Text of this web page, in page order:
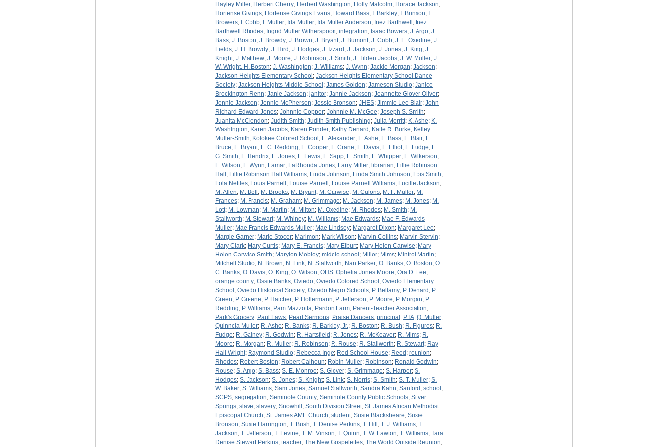
Hayley Miller; Herbert Cherry; Herbert Washington; Holly Malcolm; Horace Jackson;
Hortense Givings; Hortense Givings Evans; Howard Bass; I. Barkley; I. Brinson; I.
Browers; I. Cobb; I. Muller; Ida Muller; Ida Muller Anderson; Inez Barthwell ; Inez
Barthwell Rhodes; Ingrid Muller Witherspoon; integration; Isaac Bowers; J. Argo; J.
Bass; J. Boston; J. Browdy; J. Brown; J. Bryant; J. Bumont; J. Cobb; J. E. Oxedine; J.
Fields; J. H. Browdy; J. Hird ; J. Hodges; J. Izzard ; J. Jackson; J. Jones; J. King; J.
Knight; J. Matthew; J. Moore; J. Robinson; J. Smith; J. Tilden Jacobs; J. W. Muller; J.
W. Wright. H. Boston; J. Washington; J. Williams; J. Wynn; Jackie Morgan; Jackson;
Jackson Heights Elementary School ; Jackson Heights Elementary School Dance
Society; Jackson Heights Middle School ; James Golden; Jameson Studio; Janice
Brockington-Renn; Janie Jackson; janitor; Jannie Jackson; Jeannette Glover Oliver;
Jennie Jackson; Jennie McPherson; Jessie Bronson; JHES; Jimmie Lee Blair; John
Richard Edward Jones; Johnnie Copper; Johnnie M. McGee; Joseph S. Smith;
Juanita McClendon; Judith Smith; Judith Smith Publishing; Julia Merritt; K. Ashe; K.
Washington; Karen Jacobs; Karen Ponder; Kathy Denard ; Katie R. Burke; Kelley
Muller-Smith; Kolokee Colored School ; L. Alexander; L. Ashe; L. Bass; L. Blair; L.
Bruce; L. Bryant; L. C. Redding; L. Cooper; L. Crane; L. Davis; L. Elliot; L. Fudge; L.
G. Smith; L. Hendrix; L. Jones; L. Lewis; L. Sapp; L. Smith; L. Whipper; L. Wilkerson;
L. Wilson; L. Wynn; Lamar; LaRhonda Jones; Larry Miller; librarian; Lillie Robinson
Hall ; Lillie Robinson Hall Williams; Linda Johnson; Linda Smith Johnson; Lois Smith;
Lola Nettles; Louis Parnell ; Louise Parnell ; Louise Parnell Williams; Lucille Jackson;
M. Allen; M. Bell ; M. Brooks; M. Bryant; M. Carwise; M. Culons; M. F. Muller; M.
Frances; M. Francis; M. Graham; M. Grimmage; M. Jackson; M. James; M. Jones; M.
Lott; M. Lowman; M. Martin; M. Milton; M. Oxedine; M. Rhodes; M. Smith; M.
Stallworth; M. Stewart; M. Whiney; M. Williams; Mae Edwards; Mae F. Edwards
Muller; Mae Francis Edwards Muller; Mae Lindsey; Margaret Dixon; Margaret Lee;
Margie Garner; Marie Stocer; Marimon; Mark Wilson; Marvin Collins; Marvin Stervin;
Mary Clark; Mary Curtis; Mary E. Francis; Mary Elburt; Mary Helen Carwise; Mary
Helen Carwise Smith; Marylen Mobley; middle school ; Miller; Mims; Mintrel Martin;
Mitchell Studio; N. Brown; N. Link; N. Stallworth; Nan Parker; O. Banks; O. Boston; O.
C. Banks; O. Davis; O. King; O. Wilson; OHS; Ophelia Jones Moore; Ora D. Lee;
orange county; Ossie Banks; Oviedo; Oviedo Colored School ; Oviedo Elementary
School ; Oviedo Historical Society; Oviedo Negro Schools; P. Bellamy; P. Denard ; P.
Green; P. Greene; P. Hatcher; P. Hollermann; P. Jefferson; P. Moore; P. Morgan; P.
Redding; P. Williams; Pam Mazzotta; Pardon Farm; Parent-Teacher Association;
Park's Grocery; Paul Laws; Pearl Sermons; Praise Dancers; principal ; PTA; Q. Muller;
Quinncia Muller; R. Ashe; R. Banks; R. Barkley, Jr.; R. Boston; R. Bush; R. Figures; R.
Fudge; R. Gainey; R. Godwin; R. Hartsfield ; R. Jones; R. McKeaver; R. Mims; R.
Moore; R. Morgan; R. Muller; R. Robinson; R. Rouse; R. Stallworth; R. Stewart; Ray
Hall Wright; Raymond Studio; Rebecca Inge; Red School House; Reed ; reunion;
Rhodes; Robert Boston; Robert Calhoun; Robin Muller; Robinson; Ronald Godwin;
Rouse; S. Argo; S. Bass; S. E. Monroe; S. Glover; S. Grimmage; S. Harper; S.
Hodges; S. Jackson; S. Jones; S. Knight; S. Link; S. Norris; S. Smith; S. T. Muller; S.
W. Baker; S. Williams; Sam Jones; Samuel Stallworth; Sandra Kahn; Sanford ; school ;
SCPS; segregation; Seminole County; Seminole County Public Schools; Silver
Springs; slave; slavery; Snowhill ; South Division Street; St. James African Methodist
Episcopal Church; St. James AME Church; student; Susie Blacksheare; Susie
Bronson; Susie Harrington; T. Bush; T. Denise Perkins; T. Hill ; T. J. Williams; T.
Jackson; T. Jefferson; T. Levine; T. M. Vinson; T. Quinn; T. W. Lawton; T. Williams; Tara
Denise Stewart Perkins; teacher; The New Gospelettes; The World Outside Reunion;